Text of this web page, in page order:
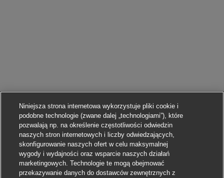
Niniejsza strona internetowa wykorzystuje pliki cookie i
podobne technologie (zwane dalej „technologiami”), które
pozwalają np. na określenie częstotliwości odwiedzin
naszych stron internetowych i liczby odwiedzających,
skonfigurowanie naszych ofert w celu maksymalnej
wygody i wydajności oraz wsparcie naszych działań
marketingowych. Technologie te mogą obejmować
przekazywanie danych do dostawców zewnętrznych z